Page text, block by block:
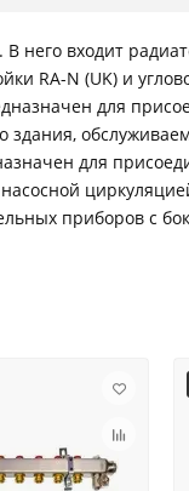
входит
RA-N (UK) и
для
для
приборов с